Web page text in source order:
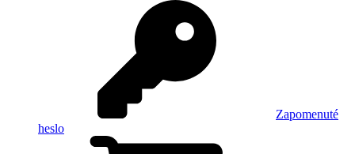
Zapomenuté
heslo